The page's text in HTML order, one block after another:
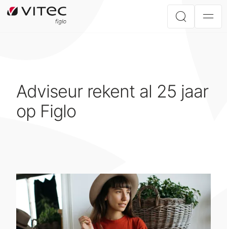
Adviseur rekent al 25 jaar
op Figlo